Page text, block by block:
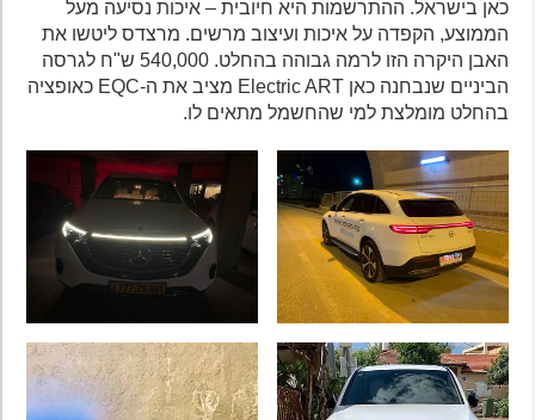
כאן בישראל. ההתרשמות היא חיובית – איכות נסיעה מעל
הממוצע, הקפדה על איכות ועיצוב מרשים. מרצדס ליטשו את
האבן היקרה הזו לרמה גבוהה בהחלט. 540,000 ש"ח לגרסה
הביניים שנבחנה כאן Electric ART מציב את ה-EQC כאופציה
בהחלט מומלצת למי שהחשמל מתאים לו.